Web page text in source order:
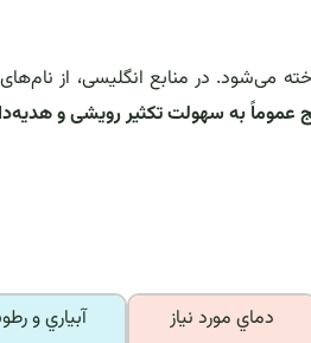
می‌شود. در منابع انگلیسی، از
عموماً به سهولت تکثیر رویشی و
آبياري و دماي مورد نياز